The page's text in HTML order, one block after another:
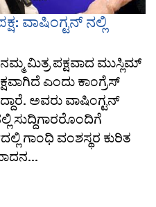
ವಾಷಿಂಗ್ಟನ್ ನಲ್ಲಿ
ಮಿತ್ರ ಪಕ್ಷವಾದ ಮುಸ್ಲಿಮ್
ಎಂದು ಕಾಂಗ್ರೆಸ್
ಅವರು ವಾಷಿಂಗ್ಟನ್
ಸುದ್ದಿಗಾರರೊಂದಿಗೆ
ಗಾಂಧಿ ವಂಶಸ್ಥರ ಕುರಿತ